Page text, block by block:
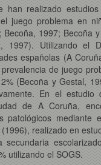
han realizado
juego problema en
Becoña, 1997; Becoña
1997). Utilizando el
españolas (A
de juego
(Becoña y Gestal,
En el estudio
de A Coruña,
patológicos mediante
realizado en
secundaria
utilizando el SOGS.